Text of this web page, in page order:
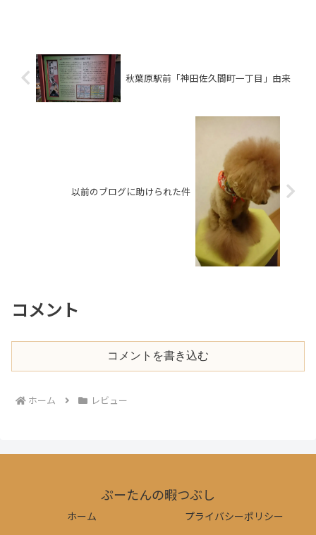
秋葉原駅前「神田佐久間町一丁目」由来
以前のブログに助けられた件
コメント
コメントを書き込む
ホーム レビュー
ぷーたんの暇つぶし
ホーム
プライバシーポリシー